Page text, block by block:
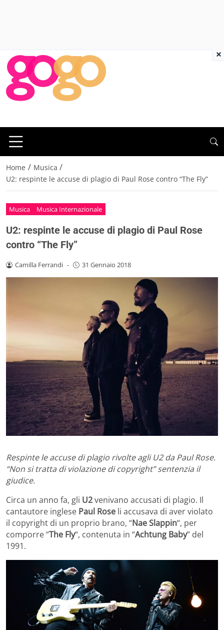
Home / Musica /
U2: respinte le accuse di plagio di Paul Rose contro “The Fly”
Musica Musica Internazionale
U2: respinte le accuse di plagio di Paul Rose
contro “The Fly”
Camilla Ferrandi - 31 Gennaio 2018
Respinte le accuse di plagio rivolte agli U2 da Paul Rose.
“Non si tratta di violazione di copyright” sentenzia il
giudice.
Circa un anno fa, gli U2venivano accusati di plagio. Il
cantautore inglese Paul Rose li accusava di aver violato
il copyright di un proprio brano, “Nae Slappin“, per
comporre “The Fly“, contenuta in “Achtung Baby” del
1991.
×